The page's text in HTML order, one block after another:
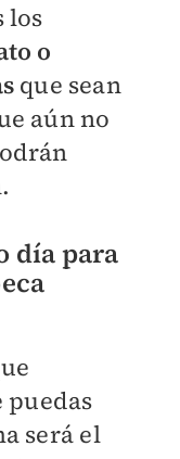
los
o
que sean
aún no
día para
puedas
será el